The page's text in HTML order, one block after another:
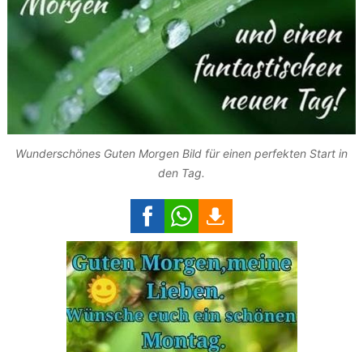
Wunderschönes Guten Morgen Bild für einen perfekten Start in
den Tag.